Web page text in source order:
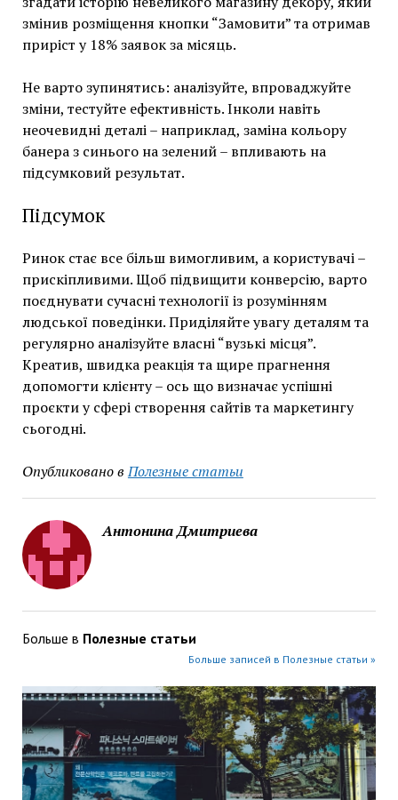
змінив розміщення кнопки “Замовити” та отримав
приріст у 18% заявок за місяць.
Не варто зупинятись: аналізуйте, впроваджуйте
зміни, тестуйте ефективність. Інколи навіть
неочевидні деталі – наприклад, заміна кольору
банера з синього на зелений – впливають на
підсумковий результат.
Підсумок
Ринок стає все більш вимогливим, а користувачі –
прискіпливими. Щоб підвищити конверсію, варто
поєднувати сучасні технології із розумінням
людської поведінки. Приділяйте увагу деталям та
регулярно аналізуйте власні “вузькі місця”.
Креатив, швидка реакція та щире прагнення
допомогти клієнту – ось що визначає успішні
проєкти у сфері створення сайтів та маркетингу
сьогодні.
Опубликовано в Полезные статьи
Антонина Дмитриева
Больше в Полезные статьи
Больше записей в Полезные статьи »